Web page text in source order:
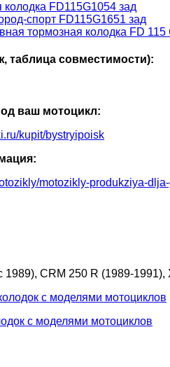
колодка FD115G1054 зад
спорт FD115G1651 зад
тормозная колодка FD 115
таблица совместимости):
ваш мотоцикл:
kupit/bystryipoisk
motozikly-produkziya-
1989), CRM 250 R (1989-
с моделями мотоциклов
с моделями мотоциклов